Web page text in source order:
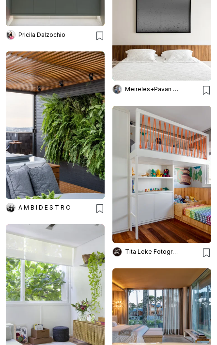
Pricila Dalzochio
Meireles+Pavan Arquitetura
A M B I D E S T R O
Tita Leke Fotografia